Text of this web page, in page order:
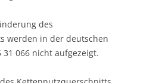
des
werden in der deutschen
066 nicht aufgezeigt.